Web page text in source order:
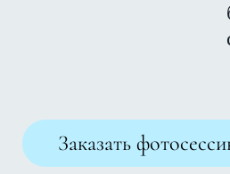
Заказать